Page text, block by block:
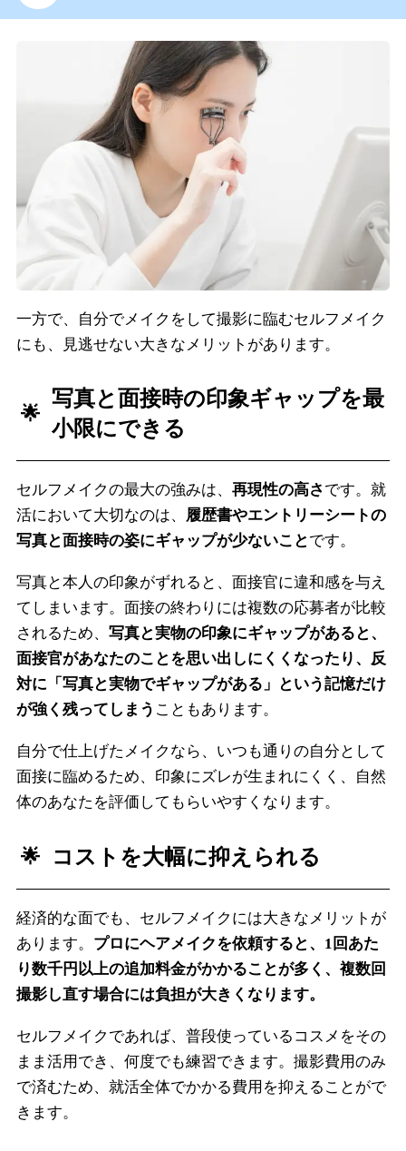
一方で、自分でメイクをして撮影に臨むセルフメイク
にも、見逃せない大きなメリットがあります。
写真と面接時の印象ギャップを最
小限にできる
セルフメイクの最大の強みは、 再現性の高さです。就
活において大切なのは、 履歴書やエントリーシートの
写真と面接時の姿にギャップが少ないことです。
写真と本人の印象がずれると、面接官に違和感を与え
てしまいます。面接の終わりには複数の応募者が比較
されるため、 写真と実物の印象にギャップがあると、
面接官があなたのことを思い出しにくくなったり、反
対に「写真と実物でギャップがある」という記憶だけ
が強く残ってしまう こともあります。
自分で仕上げたメイクなら、いつも通りの自分として
面接に臨めるため、印象にズレが生まれにくく、自然
体のあなたを評価してもらいやすくなります。
コストを大幅に抑えられる
経済的な面でも、セルフメイクには大きなメリットが
あります。 プロにヘアメイクを依頼すると、1回あた
り数千円以上の追加料金がかかることが多く、複数回
撮影し直す場合には負担が大きくなります。
セルフメイクであれば、普段使っているコスメをその
まま活用でき、何度でも練習できます。撮影費用のみ
で済むため、就活全体でかかる費用を抑えることがで
きます。